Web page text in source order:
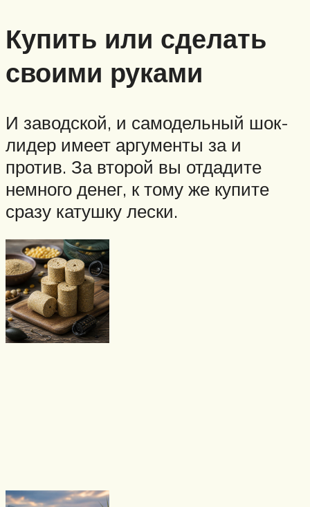
Купить или сделать
своими руками
И заводской, и самодельный шок-
лидер имеет аргументы за и
против. За второй вы отдадите
немного денег, к тому же купите
сразу катушку лески.